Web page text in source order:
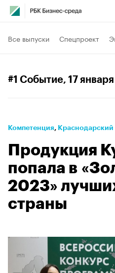
Все выпуски Спецпроект
#1 Событие, 17
Компетенция⁠, Краснодарский
Продукция
попала в
2023»
страны